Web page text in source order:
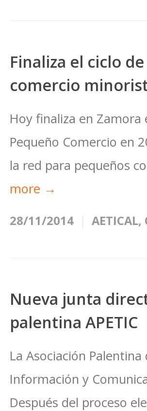
Finaliza el ciclo
comercio
Hoy finaliza en Zamora
Pequeño Comercio en
la red para pequeños
more →
28/11/2014 AETICAL,
Nueva junta
palentina APETIC
La Asociación
Información y
Después del proceso